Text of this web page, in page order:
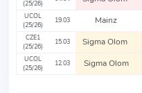
(25/26)
UCOL
(25/26)
19.03 Mainz
CZE1
(25/26)
15.03 Sigma Olom
UCOL
(25/26)
12.03 Sigma Olom